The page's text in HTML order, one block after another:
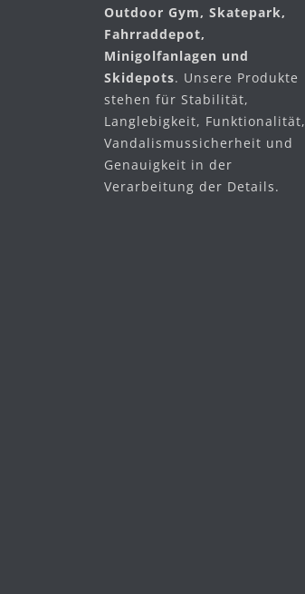
Outdoor Gym, Skatepark,
Fahrraddepot,
Minigolfanlagen und
Skidepots. Unsere Produkte
stehen für Stabilität,
Langlebigkeit, Funktionalität,
Vandalismussicherheit und
Genauigkeit in der
Verarbeitung der Details.